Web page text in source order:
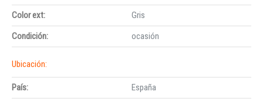
Color ext:
Gris
Condición:
ocasión
Ubicación:
País:
España